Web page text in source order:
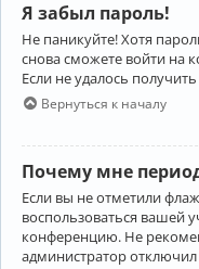
Я забыл пароль!
Не паникуйте! Хотя
снова сможете войти на
Если не удалось
Вернуться к началу
Почему мне
Если вы не отметили
воспользоваться вашей
конференцию. Не
администратор